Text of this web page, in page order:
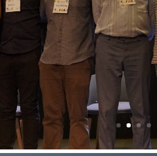
Ingresar